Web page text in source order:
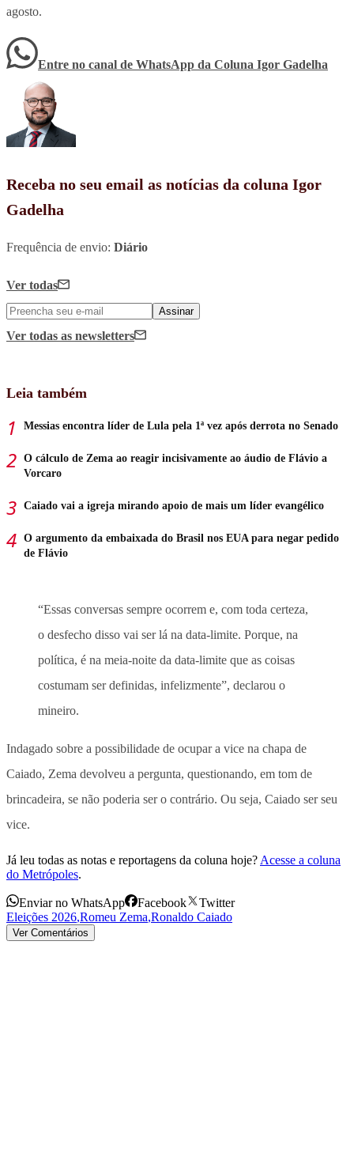
agosto.
Entre no canal de WhatsApp da Coluna Igor Gadelha
Receba no seu email as notícias da coluna Igor
Gadelha
Frequência de envio: Diário
Ver todas
Assinar
Ver todas as newsletters
Leia também
Messias encontra líder de Lula pela 1ª vez após derrota no Senado
O cálculo de Zema ao reagir incisivamente ao áudio de Flávio a
Vorcaro
Caiado vai a igreja mirando apoio de mais um líder evangélico
O argumento da embaixada do Brasil nos EUA para negar pedido
de Flávio
“Essas conversas sempre ocorrem e, com toda certeza,
o desfecho disso vai ser lá na data-limite. Porque, na
política, é na meia-noite da data-limite que as coisas
costumam ser definidas, infelizmente”, declarou o
mineiro.
Indagado sobre a possibilidade de ocupar a vice na chapa de
Caiado, Zema devolveu a pergunta, questionando, em tom de
brincadeira, se não poderia ser o contrário. Ou seja, Caiado ser seu
vice.
Já leu todas as notas e reportagens da coluna hoje? Acesse a coluna
do Metrópoles.
Enviar no WhatsApp Facebook
Twitter
Eleições 2026,Romeu Zema,Ronaldo Caiado
Ver Comentários